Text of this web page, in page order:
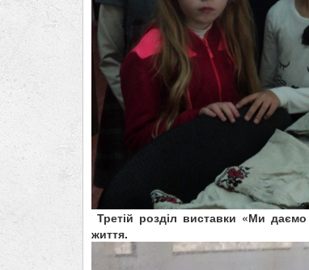
Третій розділ виставки «Ми
життя.